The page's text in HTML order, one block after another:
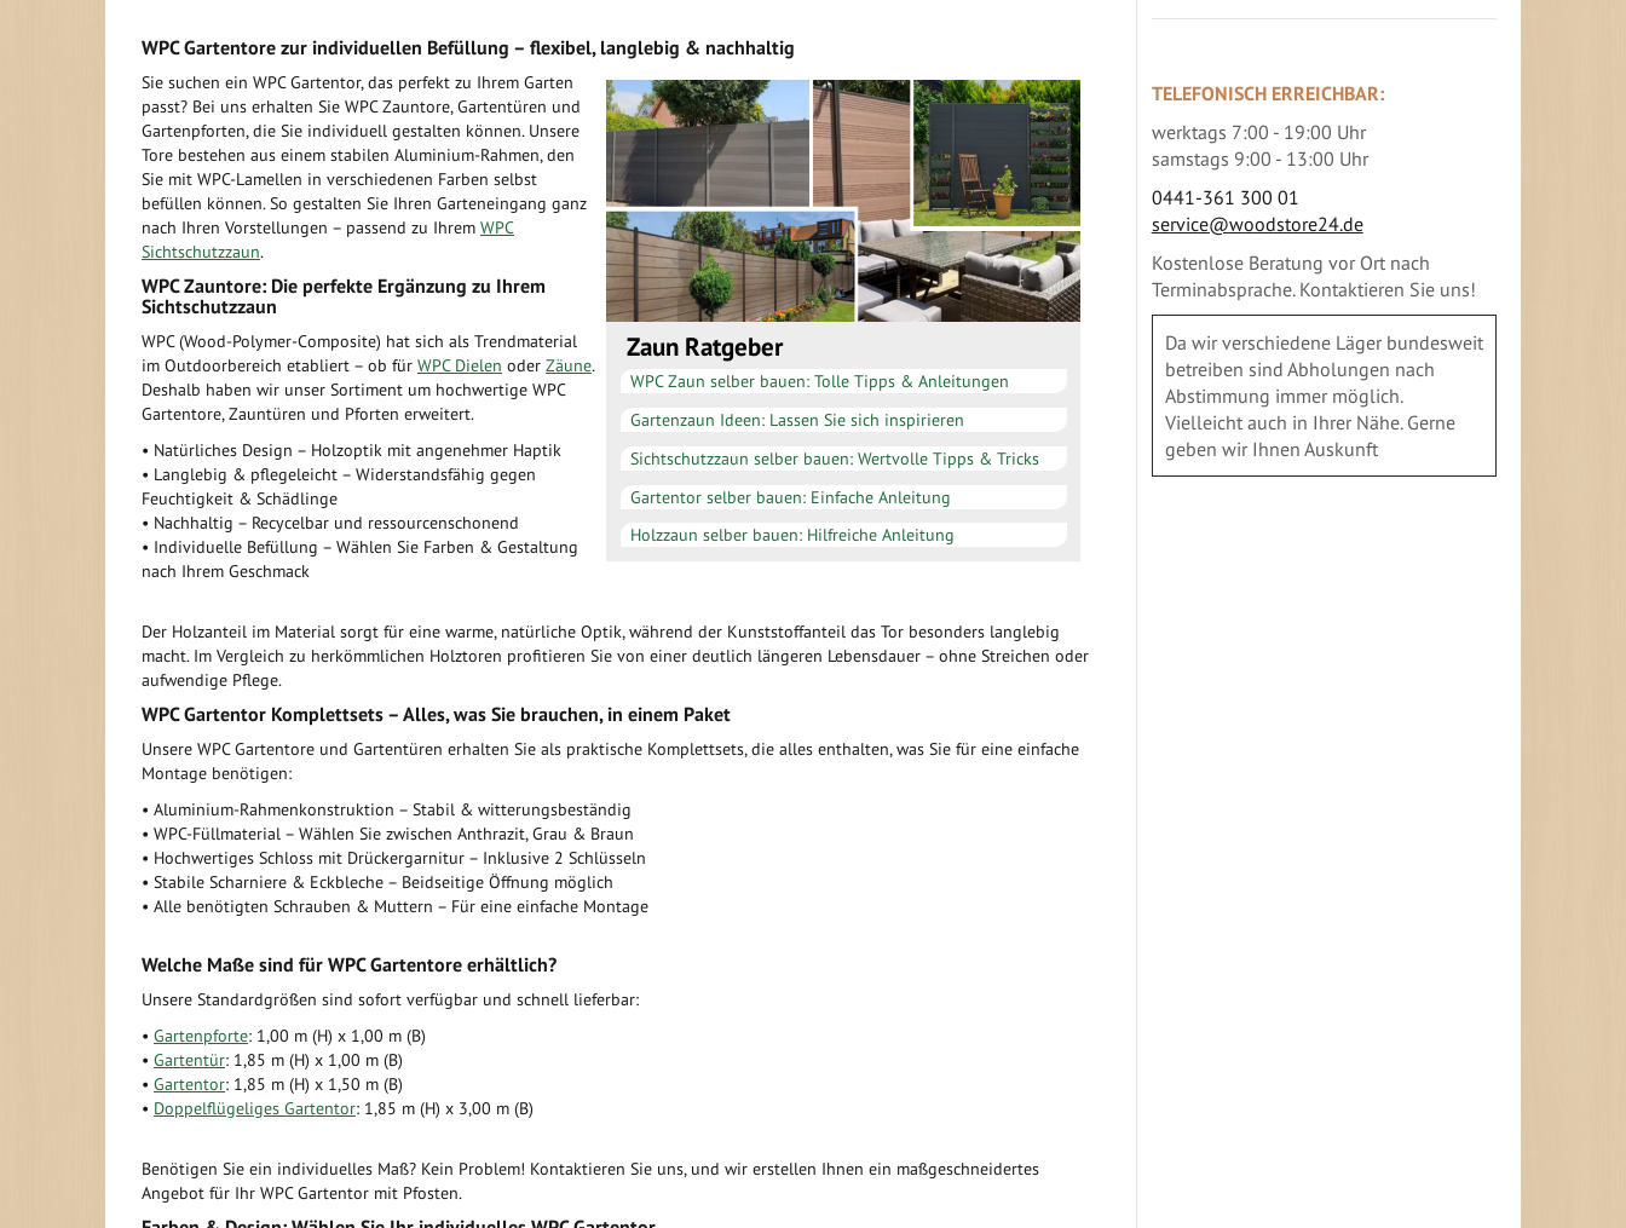
WPC Gartentore zur individuellen Befüllung – flexibel, langlebig & nachhaltig
Zaun Ratgeber
WPC Zaun selber bauen: Tolle Tipps & Anleitungen
Gartenzaun Ideen: Lassen Sie sich inspirieren
Sichtschutzzaun selber bauen: Wertvolle Tipps & Tricks
Gartentor selber bauen: Einfache Anleitung
Holzzaun selber bauen: Hilfreiche Anleitung
Sie suchen ein WPC Gartentor, das perfekt zu Ihrem Garten
passt? Bei uns erhalten Sie WPC Zauntore, Gartentüren und
Gartenpforten, die Sie individuell gestalten können. Unsere
Tore bestehen aus einem stabilen Aluminium-Rahmen, den
Sie mit WPC-Lamellen in verschiedenen Farben selbst
befüllen können. So gestalten Sie Ihren Garteneingang ganz
nach Ihren Vorstellungen – passend zu Ihrem WPC
Sichtschutzzaun.
WPC Zauntore: Die perfekte Ergänzung zu Ihrem
Sichtschutzzaun
WPC (Wood-Polymer-Composite) hat sich als Trendmaterial
im Outdoorbereich etabliert – ob für WPC Dielen oder Zäune.
Deshalb haben wir unser Sortiment um hochwertige WPC
Gartentore, Zauntüren und Pforten erweitert.
• Natürliches Design – Holzoptik mit angenehmer Haptik
• Langlebig & pflegeleicht – Widerstandsfähig gegen
Feuchtigkeit & Schädlinge
• Nachhaltig – Recycelbar und ressourcenschonend
• Individuelle Befüllung – Wählen Sie Farben & Gestaltung
nach Ihrem Geschmack
Der Holzanteil im Material sorgt für eine warme, natürliche Optik, während der Kunststoffanteil das Tor besonders langlebig
macht. Im Vergleich zu herkömmlichen Holztoren profitieren Sie von einer deutlich längeren Lebensdauer – ohne Streichen oder
aufwendige Pflege.
WPC Gartentor Komplettsets – Alles, was Sie brauchen, in einem Paket
Unsere WPC Gartentore und Gartentüren erhalten Sie als praktische Komplettsets, die alles enthalten, was Sie für eine einfache
Montage benötigen:
• Aluminium-Rahmenkonstruktion – Stabil & witterungsbeständig
• WPC-Füllmaterial – Wählen Sie zwischen Anthrazit, Grau & Braun
• Hochwertiges Schloss mit Drückergarnitur – Inklusive 2 Schlüsseln
• Stabile Scharniere & Eckbleche – Beidseitige Öffnung möglich
• Alle benötigten Schrauben & Muttern – Für eine einfache Montage
Welche Maße sind für WPC Gartentore erhältlich?
Unsere Standardgrößen sind sofort verfügbar und schnell lieferbar:
• Gartenpforte: 1,00 m (H) x 1,00 m (B)
• Gartentür: 1,85 m (H) x 1,00 m (B)
• Gartentor: 1,85 m (H) x 1,50 m (B)
• Doppelflügeliges Gartentor: 1,85 m (H) x 3,00 m (B)
Benötigen Sie ein individuelles Maß? Kein Problem! Kontaktieren Sie uns, und wir erstellen Ihnen ein maßgeschneidertes
Angebot für Ihr WPC Gartentor mit Pfosten.
TELEFONISCH ERREICHBAR:
werktags 7:00 - 19:00 Uhr
samstags 9:00 - 13:00 Uhr
0441-361 300 01
service@woodstore24.de
Kostenlose Beratung vor Ort nach
Terminabsprache. Kontaktieren Sie uns!
Da wir verschiedene Läger bundesweit
betreiben sind Abholungen nach
Abstimmung immer möglich.
Vielleicht auch in Ihrer Nähe. Gerne
geben wir Ihnen Auskunft